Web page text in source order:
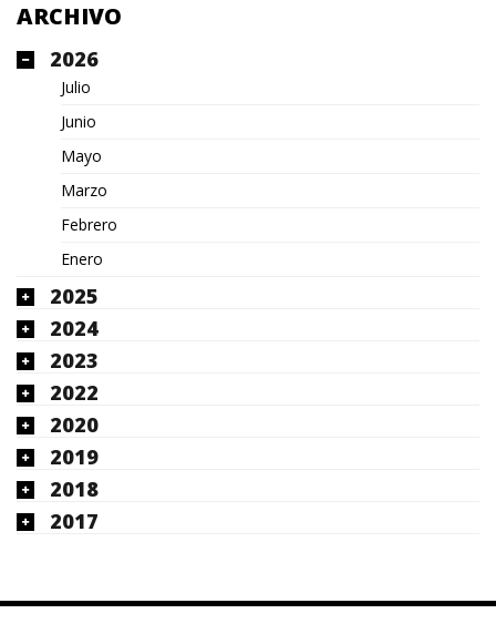
ARCHIVO
2026
Julio
Junio
Mayo
Marzo
Febrero
Enero
2025
2024
2023
2022
2020
2019
2018
2017